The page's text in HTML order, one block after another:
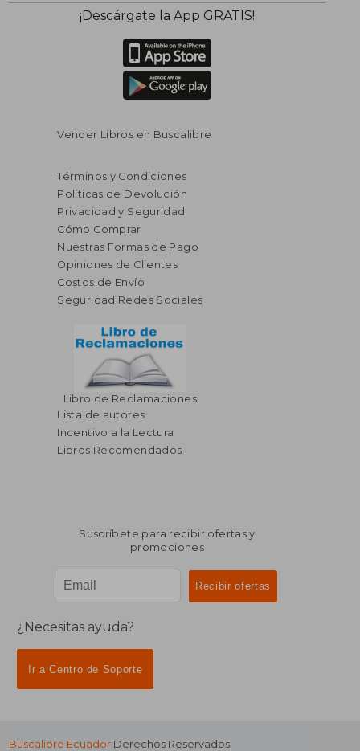
¡Descárgate la App GRATIS!
Vender Libros en Buscalibre
Términos y Condiciones
Políticas de Devolución
Privacidad y Seguridad
Cómo Comprar
Nuestras Formas de Pago
Opiniones de Clientes
Costos de Envío
Seguridad Redes Sociales
Libro de Reclamaciones
Lista de autores
Incentivo a la Lectura
Libros Recomendados
Suscríbete para recibir ofertas y
promociones
¿Necesitas ayuda?
Ir a Centro de Soporte
Buscalibre Ecuador Derechos Reservados.